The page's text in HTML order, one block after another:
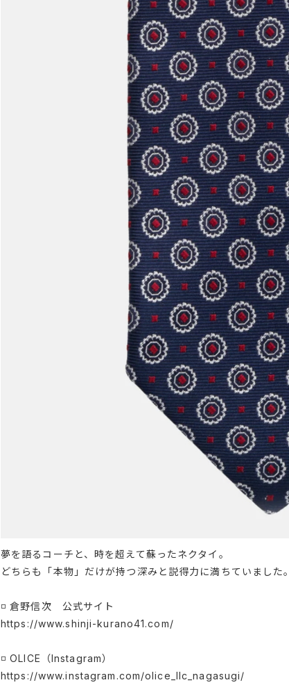
夢を語るコーチと、時を超えて蘇ったネクタイ。
どちらも「本物」だけが持つ深みと説得力に満ちていました。
◽️ 倉野信次 公式サイト
https://www.shinji-kurano41.com/
◽️ OLICE（Instagram）
https://www.instagram.com/olice_llc_nagasugi/